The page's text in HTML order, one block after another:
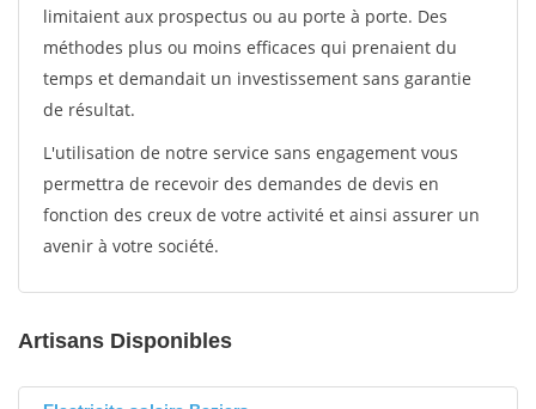
limitaient aux prospectus ou au porte à porte. Des
méthodes plus ou moins efficaces qui prenaient du
temps et demandait un investissement sans garantie
de résultat.
L'utilisation de notre service sans engagement vous
permettra de recevoir des demandes de devis en
fonction des creux de votre activité et ainsi assurer un
avenir à votre société.
Artisans Disponibles